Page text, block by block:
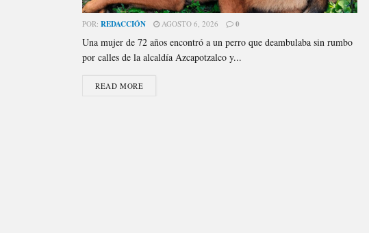
POR: REDACCIÓN AGOSTO 6, 2026 0
Una mujer de 72 años encontró a un perro que deambulaba sin rumbo
por calles de la alcaldía Azcapotzalco y...
READ MORE